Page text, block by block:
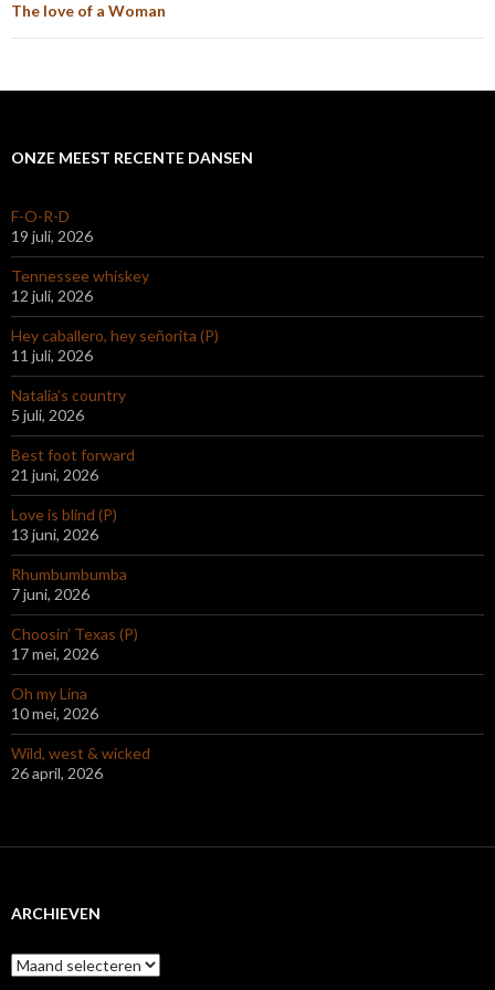
The love of a Woman
ONZE MEEST RECENTE DANSEN
F-O-R-D
19 juli, 2026
Tennessee whiskey
12 juli, 2026
Hey caballero, hey señorita (P)
11 juli, 2026
Natalia’s country
5 juli, 2026
Best foot forward
21 juni, 2026
Love is blind (P)
13 juni, 2026
Rhumbumbumba
7 juni, 2026
Choosin’ Texas (P)
17 mei, 2026
Oh my Lina
10 mei, 2026
Wild, west & wicked
26 april, 2026
ARCHIEVEN
Archieven